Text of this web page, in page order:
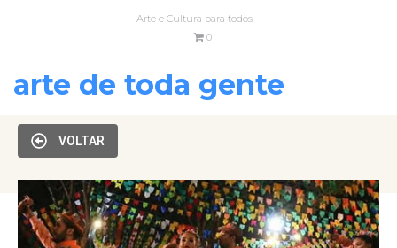
Arte e Cultura para todos
0
arte de toda gente
VOLTAR